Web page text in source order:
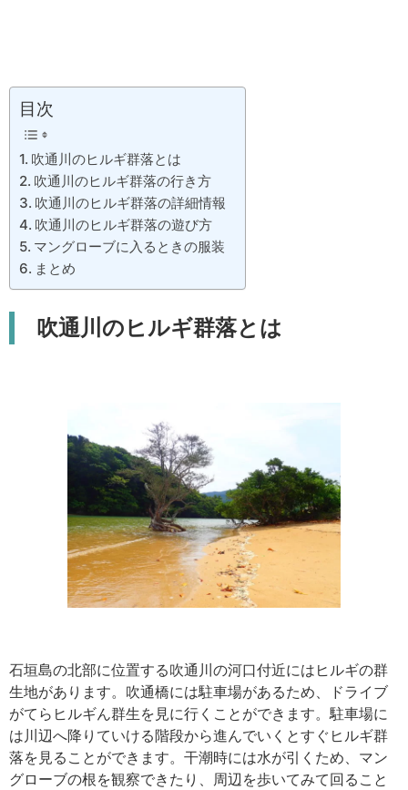
目次
吹通川のヒルギ群落とは
吹通川のヒルギ群落の行き方
吹通川のヒルギ群落の詳細情報
吹通川のヒルギ群落の遊び方
マングローブに入るときの服装
まとめ
吹通川のヒルギ群落とは
石垣島の北部に位置する吹通川の河口付近にはヒルギの群
生地があります。吹通橋には駐車場があるため、ドライブ
がてらヒルギん群生を見に行くことができます。駐車場に
は川辺へ降りていける階段から進んでいくとすぐヒルギ群
落を見ることができます。干潮時には水が引くため、マン
グローブの根を観察できたり、周辺を歩いてみて回ること